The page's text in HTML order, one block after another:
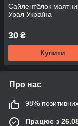
Сайлентблок
Урал Україна
30 ₴
Купити
Про нас
98% позитивних
Працює з